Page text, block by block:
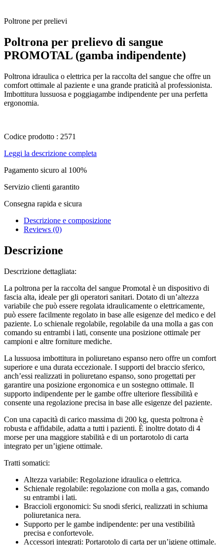
Poltrone per prelievi
Poltrona per prelievo di sangue
PROMOTAL (gamba indipendente)
Poltrona idraulica o elettrica per la raccolta del sangue che offre un
comfort ottimale al paziente e una grande praticità al professionista.
Imbottitura lussuosa e poggiagambe indipendente per una perfetta
ergonomia.
Codice prodotto : 2571
Leggi la descrizione completa
Pagamento sicuro al 100%
Servizio clienti garantito
Consegna rapida e sicura
Descrizione e composizione
Reviews (0)
Descrizione
Descrizione dettagliata:
La poltrona per la raccolta del sangue Promotal è un dispositivo di
fascia alta, ideale per gli operatori sanitari. Dotato di un’altezza
variabile che può essere regolata idraulicamente o elettricamente,
può essere facilmente regolato in base alle esigenze del medico e del
paziente. Lo schienale regolabile, regolabile da una molla a gas con
comando su entrambi i lati, consente una posizione ottimale per
campioni e altre forniture mediche.
La lussuosa imbottitura in poliuretano espanso nero offre un comfort
superiore e una durata eccezionale. I supporti del braccio sferico,
anch’essi realizzati in poliuretano espanso, sono progettati per
garantire una posizione ergonomica e un sostegno ottimale. Il
supporto indipendente per le gambe offre ulteriore flessibilità e
consente una regolazione precisa in base alle esigenze del paziente.
Con una capacità di carico massima di 200 kg, questa poltrona è
robusta e affidabile, adatta a tutti i pazienti. È inoltre dotato di 4
morse per una maggiore stabilità e di un portarotolo di carta
integrato per un’igiene ottimale.
Tratti somatici:
Altezza variabile: Regolazione idraulica o elettrica.
Schienale regolabile: regolazione con molla a gas, comando
su entrambi i lati.
Braccioli ergonomici: Su snodi sferici, realizzati in schiuma
poliuretanica nera.
Supporto per le gambe indipendente: per una vestibilità
precisa e confortevole.
Accessori integrati: Portarotolo di carta per un’igiene ottimale.